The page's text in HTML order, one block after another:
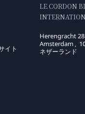
イト
LE CORDON
Herengracht 28
Amsterdam ,
ネザーランド